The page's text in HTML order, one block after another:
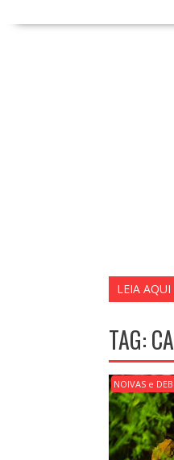
LEIA AQUI
TAG:
NOIVAS e